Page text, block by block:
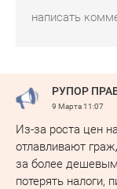
РУПОР
9 Марта11:07
Из-за роста цен
отлавливают
за более
потерять налоги,